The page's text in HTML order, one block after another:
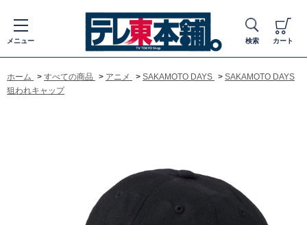
メニュー 検索 カート
ホーム > すべての商品 > アニメ > SAKAMOTO DAYS > SAKAMOTO DAYS
狙われキャップ